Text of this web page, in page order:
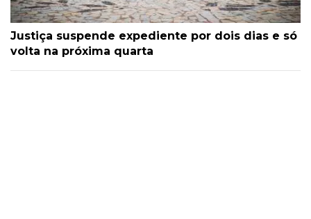
Justiça suspende expediente por dois dias e só
volta na próxima quarta